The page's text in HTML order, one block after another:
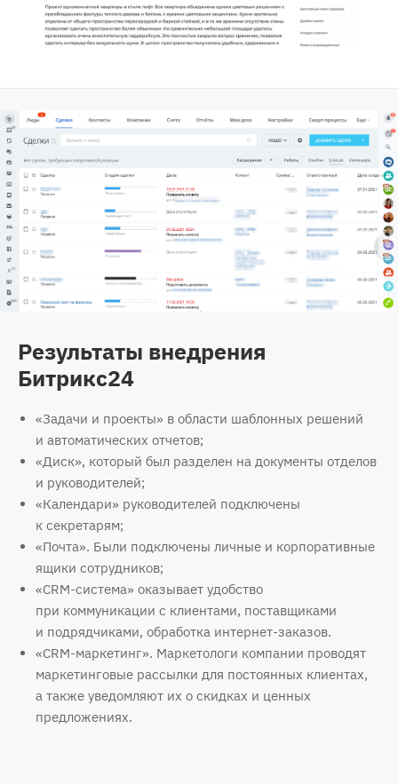
Результаты внедрения
Битрикс24
«Задачи и проекты» в области шаблонных решений
и автоматических отчетов;
«Диск», который был разделен на документы отделов
и руководителей;
«Календари» руководителей подключены
к секретарям;
«Почта». Были подключены личные и корпоративные
ящики сотрудников;
«CRM-система» оказывает удобство
при коммуникации с клиентами, поставщиками
и подрядчиками, обработка интернет-заказов.
«CRM-маркетинг». Маркетологи компании проводят
маркетинговые рассылки для постоянных клиентах,
а также уведомляют их о скидках и ценных
предложениях.